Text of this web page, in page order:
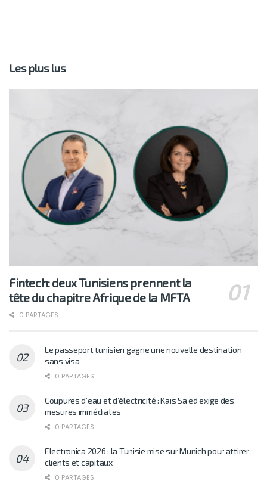
Les plus lus
Fintech: deux Tunisiens prennent la
tête du chapitre Afrique de la MFTA
0 PARTAGES
Le passeport tunisien gagne une nouvelle destination
sans visa
0 PARTAGES
Coupures d’eau et d’électricité : Kaïs Saïed exige des
mesures immédiates
0 PARTAGES
Electronica 2026 : la Tunisie mise sur Munich pour attirer
clients et capitaux
0 PARTAGES